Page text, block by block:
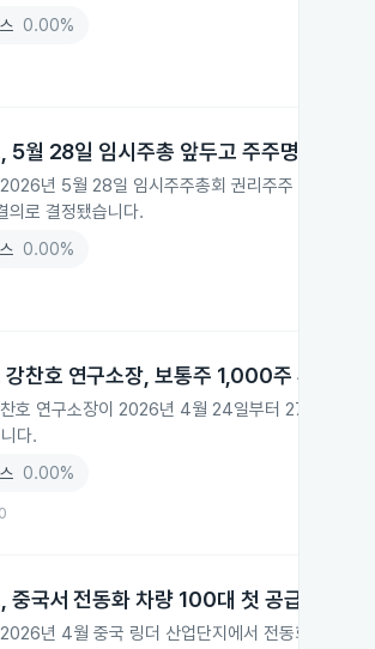
0.00%
5월 28일 임시주총 앞두고 주주명부 폐쇄
년 5월 28일 임시주주총회 권리주주 확정을 위
의로 결정됐습니다.
0.00%
강찬호 연구소장, 보통주 1,000주 추가 매
호 연구소장이 2026년 4월 24일부터 27일까지
다.
0.00%
중국서 전동화 차량 100대 첫 공급
년 4월 중국 링더 산업단지에서 전동화 차량 1